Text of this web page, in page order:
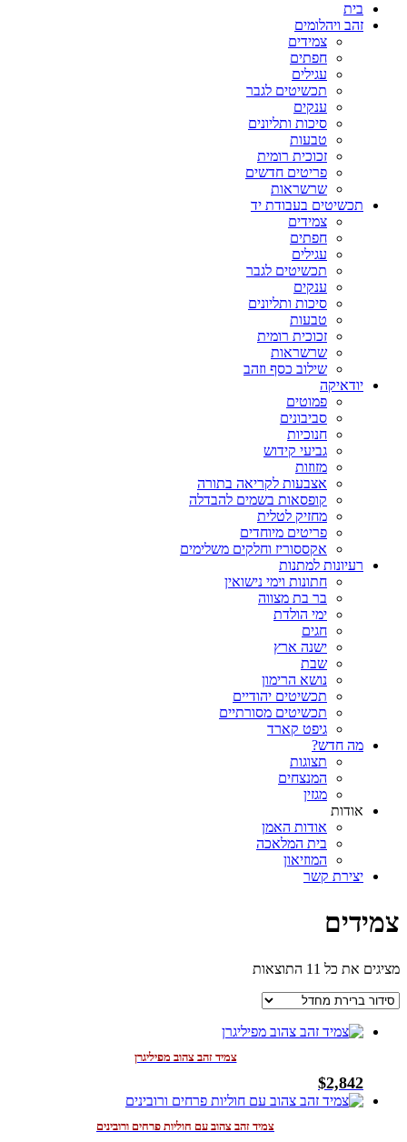
בית
זהב ויהלומים
צמידים
חפתים
עגילים
תכשיטים לגבר
ענקים
סיכות ותליונים
טבעות
זכוכית רומית
פריטים חדשים
שרשראות
תכשיטים בעבודת יד
צמידים
חפתים
עגילים
תכשיטים לגבר
ענקים
סיכות ותליונים
טבעות
זכוכית רומית
שרשראות
שילוב כסף וזהב
יודאיקה
פמוטים
סביבונים
חנוכיות
גביעי קידוש
מזוזות
אצבעות לקריאה בתורה
קופסאות בשמים להבדלה
מחזיק לטלית
פריטים מיוחדים
אקססוריז וחלקים משלימים
רעיונות למתנות
חתונות וימי נישואין
בר בת מצווה
ימי הולדת
חגים
ישנה ארץ
שבת
נושא הרימון
תכשיטים יהודיים
תכשיטים מסורתיים
גיפט קארד
מה חדש?
תצוגות
המנצחים
מגזין
אודות
אודות האמן
בית המלאכה
המוזיאון
יצירת קשר
צמידים
מציגים את כל ⁦11⁩ התוצאות
צמיד זהב צהוב מפיליגרן
$2,842
צמיד זהב צהוב עם חוליות פרחים ורובינים